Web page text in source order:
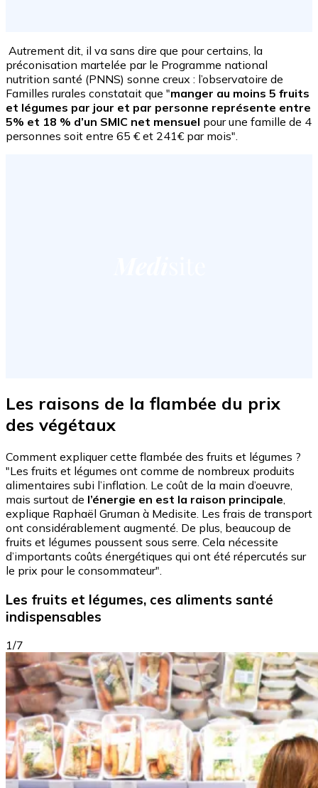
Autrement dit, il va sans dire que pour certains, la
préconisation martelée par le Programme national
nutrition santé (PNNS) sonne creux : l’observatoire de
Familles rurales constatait que "manger au moins 5 fruits
et légumes par jour et par personne représente entre
5% et 18 % d’un SMIC net mensuel pour une famille de 4
personnes soit entre 65 € et 241€ par mois".
Les raisons de la flambée du prix
des végétaux
Comment expliquer cette flambée des fruits et légumes ?
"Les fruits et légumes ont comme de nombreux produits
alimentaires subi l’inflation. Le coût de la main d’oeuvre,
mais surtout de l’énergie en est la raison principale
explique Raphaël Gruman à Medisite. Les frais de transport
ont considérablement augmenté. De plus, beaucoup de
fruits et légumes poussent sous serre. Cela nécessite
d’importants coûts énergétiques qui ont été répercutés sur
le prix pour le consommateur".
Les fruits et légumes, ces aliments santé
indispensables
1/7